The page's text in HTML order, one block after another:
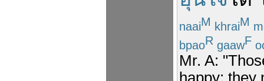
naaiM khraiM
bpaoR gaawF
Mr. A:
happy; they